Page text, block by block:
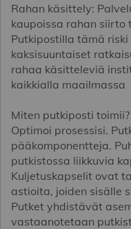
Rahan käsittely:
kaupoissa rahan siirto
Putkipostilla tämä
kaksisuuntaiset
rahaa käsitteleviä
kaikkialla maailmassa
Miten putkiposti toimii?
Optimoi prosessisi.
pääkomponentteja.
putkistossa liikkuvia
Kuljetuskapselit ovat
astioita, joiden sisälle
Putket yhdistävät
vastaanotetaan